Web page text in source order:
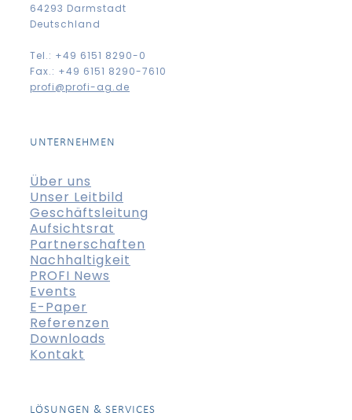
64293 Darmstadt
Deutschland
Tel.: +49 6151 8290-0
Fax.: +49 6151 8290-7610
profi@profi-ag.de
UNTERNEHMEN
Über uns
Unser Leitbild
Geschäftsleitung
Aufsichtsrat
Partnerschaften
Nachhaltigkeit
PROFI News
Events
E-Paper
Referenzen
Downloads
Kontakt
LÖSUNGEN & SERVICES